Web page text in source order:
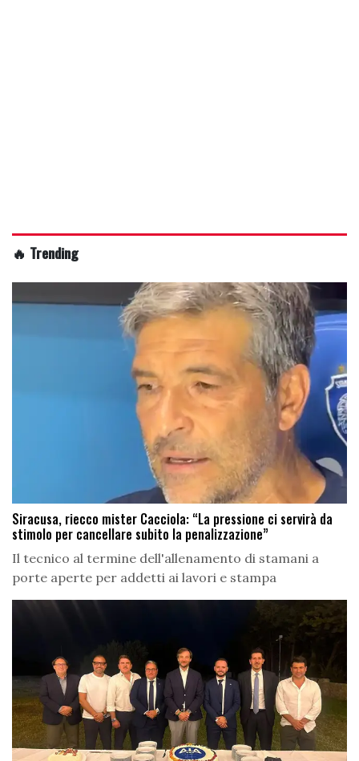
🔥 Trending
Siracusa, riecco mister Cacciola: “La pressione ci servirà da
stimolo per cancellare subito la penalizzazione”
Il tecnico al termine dell'allenamento di stamani a
porte aperte per addetti ai lavori e stampa